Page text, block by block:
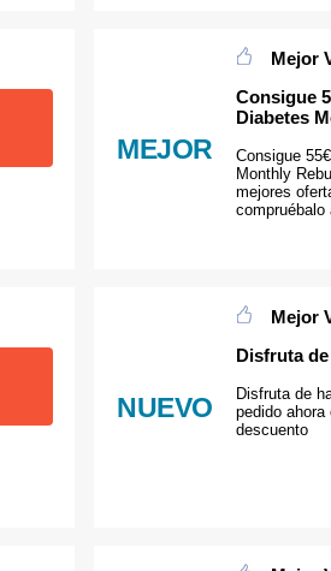
MEJOR
Mejor
Consigue
Diabetes
Consigue
Monthly
mejores
compruébalo
NUEVO
Mejor
Disfruta
Disfruta de
pedido
descuento